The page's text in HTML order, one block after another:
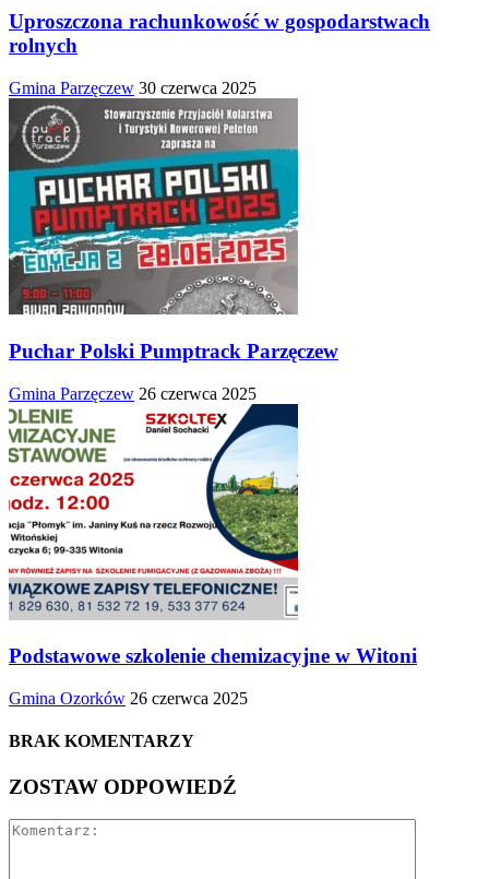
Uproszczona rachunkowość w gospodarstwach
rolnych
Gmina Parzęczew 30 czerwca 2025
Puchar Polski Pumptrack Parzęczew
Gmina Parzęczew 26 czerwca 2025
Podstawowe szkolenie chemizacyjne w Witoni
Gmina Ozorków 26 czerwca 2025
BRAK KOMENTARZY
ZOSTAW ODPOWIEDŹ